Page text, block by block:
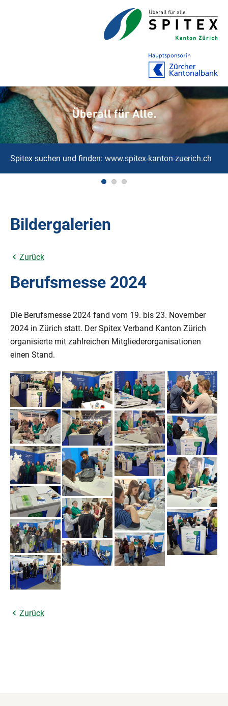
Spitex suchen und finden: www.spitex-kanton-zuerich.ch
Bildergalerien
Zurück
Berufsmesse 2024
Die Berufsmesse 2024 fand vom 19. bis 23. November
2024 in Zürich statt. Der Spitex Verband Kanton Zürich
organisierte mit zahlreichen Mitgliederorganisationen
einen Stand.
Zurück